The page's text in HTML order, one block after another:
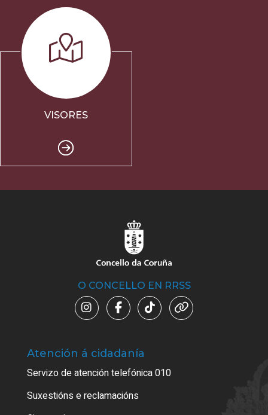
VISORES
O CONCELLO EN RRSS
Atención á cidadanía
Servizo de atención telefónica 010
Suxestións e reclamacións